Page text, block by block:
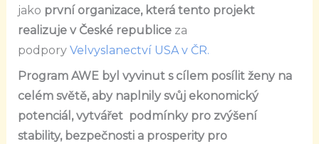
jako první organizace, která tento projekt
realizuje v České republiceza
podpory Velvyslanectví USA v ČR.
Program AWE byl vyvinut s cílem posílit ženy na
celém světě, aby naplnily svůj ekonomický
potenciál, vytvářet podmínky pro zvýšení
stability, bezpečnosti a prosperity pro